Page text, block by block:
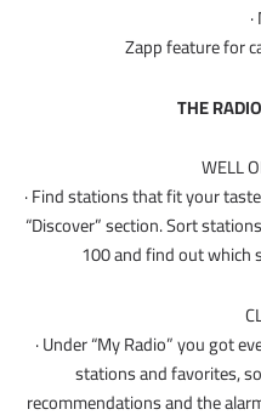
Zapp feature for
THE
WELL
· Find stations that fit your
“Discover” section. Sort
100 and find out which
· Under “My Radio” you got
stations and favorites,
recommendations and the